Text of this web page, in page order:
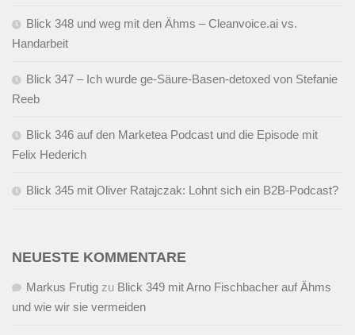
Blick 348 und weg mit den Ähms – Cleanvoice.ai vs.
Handarbeit
Blick 347 – Ich wurde ge-Säure-Basen-detoxed von Stefanie
Reeb
Blick 346 auf den Marketea Podcast und die Episode mit
Felix Hederich
Blick 345 mit Oliver Ratajczak: Lohnt sich ein B2B-Podcast?
NEUESTE KOMMENTARE
Markus Frutig zu Blick 349 mit Arno Fischbacher auf Ähms
und wie wir sie vermeiden